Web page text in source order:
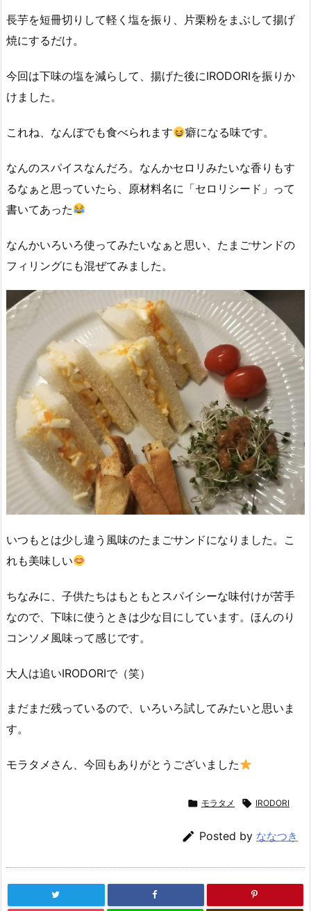
長芋を短冊切りして軽く塩を振り、片栗粉をまぶして揚げ
焼にするだけ。
今回は下味の塩を減らして、揚げた後にIRODORIを振りか
けました。
これね、なんぼでも食べられます 癖になる味です。
なんのスパイスなんだろ。なんかセロリみたいな香りもす
るなぁと思っていたら、原材料名に「セロリシード」って
書いてあった
なんかいろいろ使ってみたいなぁと思い、たまごサンドの
フィリングにも混ぜてみました。
いつもとは少し違う風味のたまごサンドになりました。こ
れも美味しい
ちなみに、子供たちはもともとスパイシーな味付けが苦手
なので、下味に使うときは少な目にしています。ほんのり
コンソメ風味って感じです。
大人は追いIRODORIで（笑）
まだまだ残っているので、いろいろ試してみたいと思いま
す。
モラタメさん、今回もありがとうございました
 モラタメ  IRODORI
 Posted by ななつき